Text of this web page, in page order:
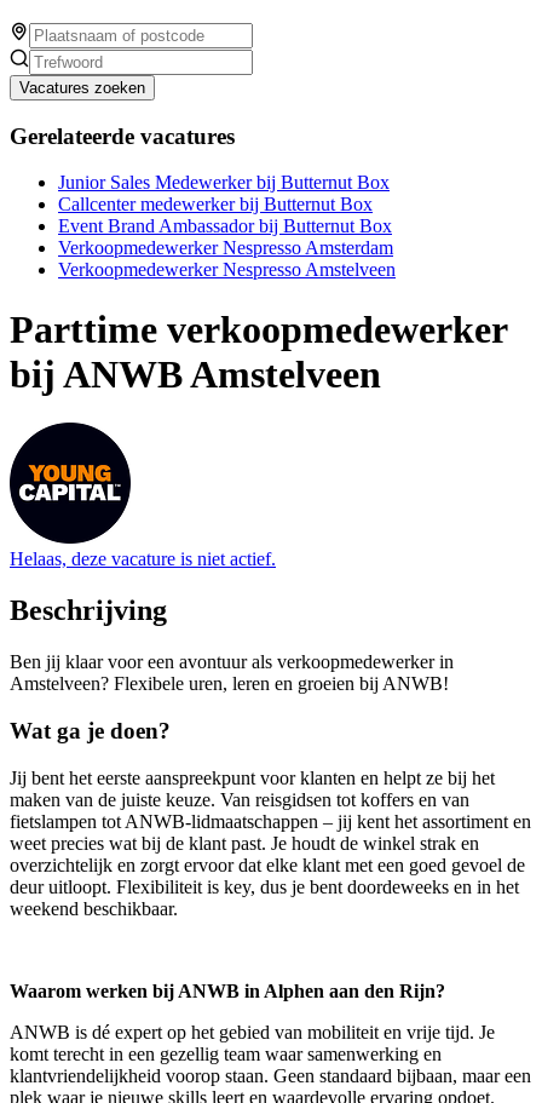
Vacatures zoeken
Gerelateerde vacatures
Junior Sales Medewerker bij Butternut Box
Callcenter medewerker bij Butternut Box
Event Brand Ambassador bij Butternut Box
Verkoopmedewerker Nespresso Amsterdam
Verkoopmedewerker Nespresso Amstelveen
Parttime verkoopmedewerker
bij ANWB Amstelveen
Helaas, deze vacature is niet actief.
Beschrijving
Ben jij klaar voor een avontuur als verkoopmedewerker in
Amstelveen? Flexibele uren, leren en groeien bij ANWB!
Wat ga je doen?
Jij bent het eerste aanspreekpunt voor klanten en helpt ze bij het
maken van de juiste keuze. Van reisgidsen tot koffers en van
fietslampen tot ANWB-lidmaatschappen – jij kent het assortiment en
weet precies wat bij de klant past. Je houdt de winkel strak en
overzichtelijk en zorgt ervoor dat elke klant met een goed gevoel de
deur uitloopt. Flexibiliteit is key, dus je bent doordeweeks en in het
weekend beschikbaar.
Waarom werken bij ANWB in Alphen aan den Rijn?
ANWB is dé expert op het gebied van mobiliteit en vrije tijd. Je
komt terecht in een gezellig team waar samenwerking en
klantvriendelijkheid voorop staan. Geen standaard bijbaan, maar een
plek waar je nieuwe skills leert en waardevolle ervaring opdoet.